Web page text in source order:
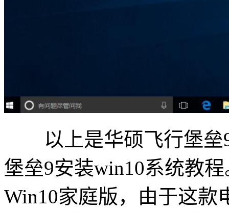
以上是华硕飞行堡垒9
堡垒9安装win10系统教
Win10家庭版，由于这款